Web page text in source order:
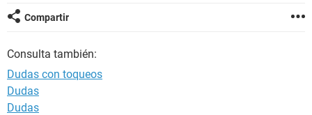
Compartir
Consulta también:
Dudas con toqueos
Dudas
Dudas